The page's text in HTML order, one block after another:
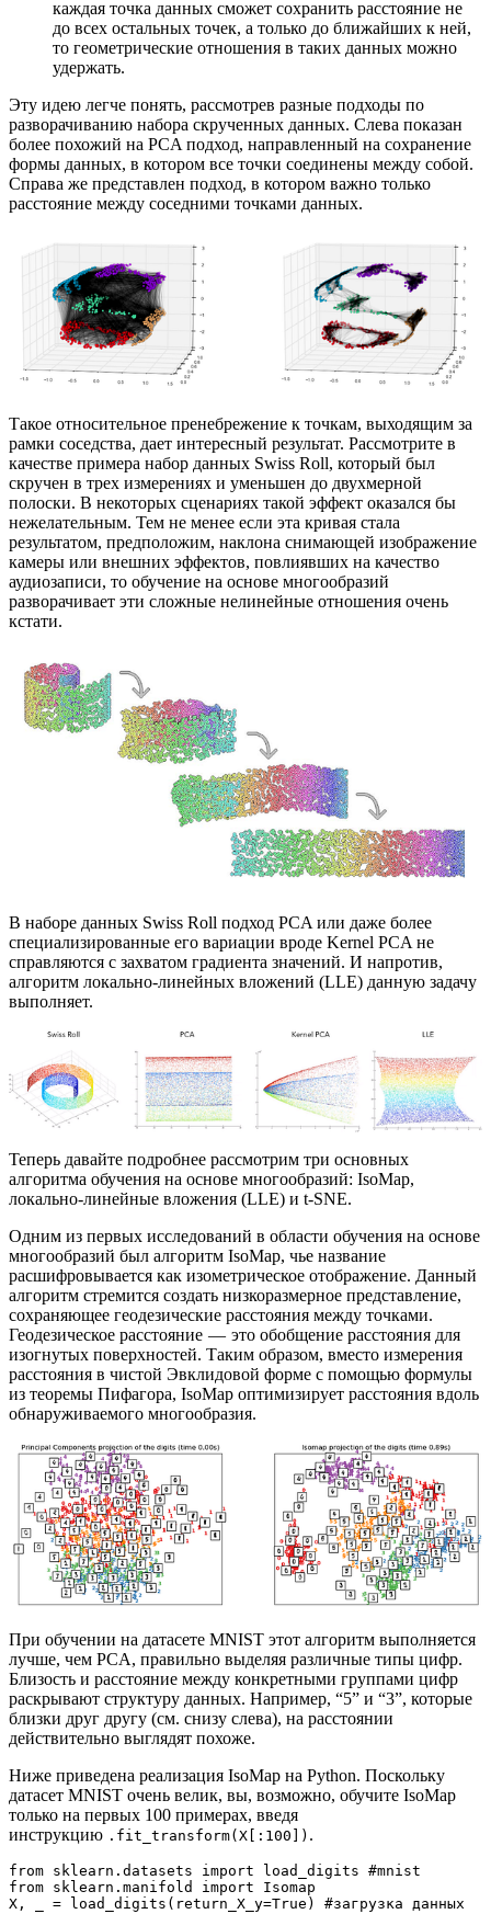
каждая точка данных сможет сохранить расстояние не
до всех остальных точек, а только до ближайших к ней,
то геометрические отношения в таких данных можно
удержать.
Эту идею легче понять, рассмотрев разные подходы по
разворачиванию набора скрученных данных. Слева показан
более похожий на PCA подход, направленный на сохранение
формы данных, в котором все точки соединены между собой.
Справа же представлен подход, в котором важно только
расстояние между соседними точками данных.
Такое относительное пренебрежение к точкам, выходящим за
рамки соседства, дает интересный результат. Рассмотрите в
качестве примера набор данных Swiss Roll, который был
скручен в трех измерениях и уменьшен до двухмерной
полоски. В некоторых сценариях такой эффект оказался бы
нежелательным. Тем не менее если эта кривая стала
результатом, предположим, наклона снимающей изображение
камеры или внешних эффектов, повлиявших на качество
аудиозаписи, то обучение на основе многообразий
разворачивает эти сложные нелинейные отношения очень
кстати.
В наборе данных Swiss Roll подход PCA или даже более
специализированные его вариации вроде Kernel PCA не
справляются с захватом градиента значений. И напротив,
алгоритм локально-линейных вложений (LLE) данную задачу
выполняет.
Теперь давайте подробнее рассмотрим три основных
алгоритма обучения на основе многообразий: IsoMap,
локально-линейные вложения (LLE) и t-SNE.
Одним из первых исследований в области обучения на основе
многообразий был алгоритм IsoMap, чье название
расшифровывается как изометрическое отображение. Данный
алгоритм стремится создать низкоразмерное представление,
сохраняющее геодезические расстояния между точками.
Геодезическое расстояние — это обобщение расстояния для
изогнутых поверхностей. Таким образом, вместо измерения
расстояния в чистой Эвклидовой форме с помощью формулы
из теоремы Пифагора, IsoMap оптимизирует расстояния вдоль
обнаруживаемого многообразия.
При обучении на датасете MNIST этот алгоритм выполняется
лучше, чем PCA, правильно выделяя различные типы цифр.
Близость и расстояние между конкретными группами цифр
раскрывают структуру данных. Например, “5” и “3”, которые
близки друг другу (см. снизу слева), на расстоянии
действительно выглядят похоже.
Ниже приведена реализация IsoMap на Python. Поскольку
датасет MNIST очень велик, вы, возможно, обучите IsoMap
только на первых 100 примерах, введя
инструкцию .fit_transform(X[:100]) .
from sklearn.datasets import load_digits #mnist
from sklearn.manifold import Isomap
X, _ = load_digits(return_X_y=True) #загрузка данных